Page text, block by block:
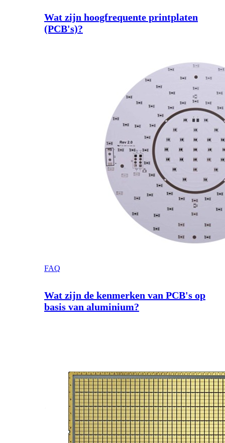
Wat zijn hoogfrequente printplaten
(PCB's)?
FAQ
Wat zijn de kenmerken van PCB's op
basis van aluminium?